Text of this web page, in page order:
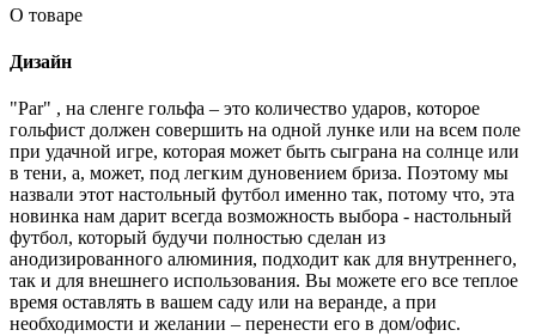
О товаре
Дизайн
"Par" , на сленге гольфа – это количество ударов, которое
гольфист должен совершить на одной лунке или на всем поле
при удачной игре, которая может быть сыграна на солнце или
в тени, а, может, под легким дуновением бриза. Поэтому мы
назвали этот настольный футбол именно так, потому что, эта
новинка нам дарит всегда возможность выбора - настольный
футбол, который будучи полностью сделан из
анодизированного алюминия, подходит как для внутреннего,
так и для внешнего использования. Вы можете его все теплое
время оставлять в вашем саду или на веранде, а при
необходимости и желании – перенести его в дом/офис.